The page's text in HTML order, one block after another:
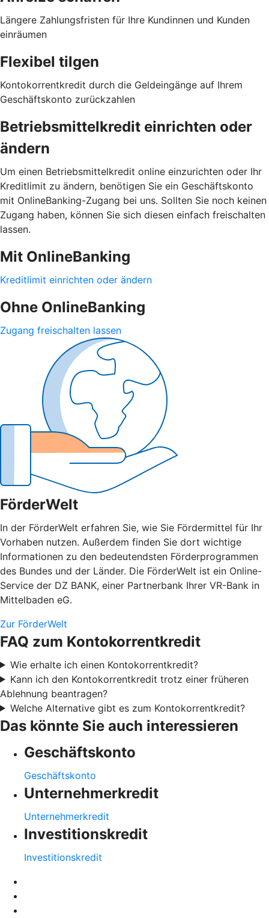
Längere Zahlungsfristen für Ihre Kundinnen und Kunden
einräumen
Flexibel tilgen
Kontokorrentkredit durch die Geldeingänge auf Ihrem
Geschäftskonto zurückzahlen
Betriebsmittelkredit einrichten oder
ändern
Um einen Betriebsmittelkredit online einzurichten oder Ihr
Kreditlimit zu ändern, benötigen Sie ein Geschäftskonto
mit OnlineBanking-Zugang bei uns. Sollten Sie noch keinen
Zugang haben, können Sie sich diesen einfach freischalten
lassen.
Mit OnlineBanking
Kreditlimit einrichten oder ändern
Ohne OnlineBanking
Zugang freischalten lassen
FörderWelt
In der FörderWelt erfahren Sie, wie Sie Fördermittel für Ihr
Vorhaben nutzen. Außerdem finden Sie dort wichtige
Informationen zu den bedeutendsten Förderprogrammen
des Bundes und der Länder. Die FörderWelt ist ein Online-
Service der DZ BANK, einer Partnerbank Ihrer VR-Bank in
Mittelbaden eG.
Zur FörderWelt
FAQ zum Kontokorrentkredit
Wie erhalte ich einen Kontokorrentkredit?
Kann ich den Kontokorrentkredit trotz einer früheren
Ablehnung beantragen?
Welche Alternative gibt es zum Kontokorrentkredit?
Das könnte Sie auch interessieren
Geschäftskonto
Geschäftskonto
Unternehmerkredit
Unternehmerkredit
Investitionskredit
Investitionskredit